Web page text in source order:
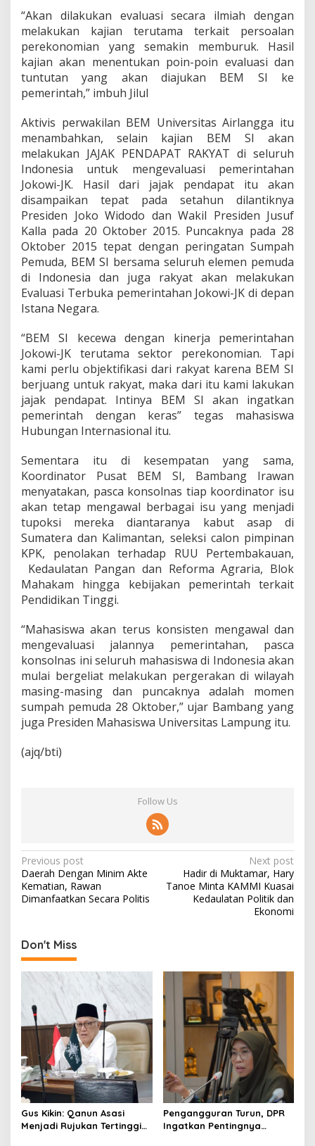
r
a
K
r
a
“Akan dilakukan evaluasi secara ilmiah dengan
melakukan kajian terutama terkait persoalan
perekonomian yang semakin memburuk. Hasil
kajian akan menentukan poin-poin evaluasi dan
tuntutan yang akan diajukan BEM SI ke
pemerintah,” imbuh Jilul
Aktivis perwakilan BEM Universitas Airlangga itu
menambahkan, selain kajian BEM SI akan
melakukan JAJAK PENDAPAT RAKYAT di seluruh
Indonesia untuk mengevaluasi pemerintahan
Jokowi-JK. Hasil dari jajak pendapat itu akan
disampaikan tepat pada setahun dilantiknya
Presiden Joko Widodo dan Wakil Presiden Jusuf
Kalla pada 20 Oktober 2015. Puncaknya pada 28
Oktober 2015 tepat dengan peringatan Sumpah
Pemuda, BEM SI bersama seluruh elemen pemuda
di Indonesia dan juga rakyat akan melakukan
Evaluasi Terbuka pemerintahan Jokowi-JK di depan
Istana Negara.
“BEM SI kecewa dengan kinerja pemerintahan
Jokowi-JK terutama sektor perekonomian. Tapi
kami perlu objektifikasi dari rakyat karena BEM SI
berjuang untuk rakyat, maka dari itu kami lakukan
jajak pendapat. Intinya BEM SI akan ingatkan
pemerintah dengan keras” tegas mahasiswa
Hubungan Internasional itu.
Sementara itu di kesempatan yang sama,
Koordinator Pusat BEM SI, Bambang Irawan
menyatakan, pasca konsolnas tiap koordinator isu
akan tetap mengawal berbagai isu yang menjadi
tupoksi mereka diantaranya kabut asap di
Sumatera dan Kalimantan, seleksi calon pimpinan
KPK, penolakan terhadap RUU Pertembakauan,
Kedaulatan Pangan dan Reforma Agraria, Blok
Mahakam hingga kebijakan pemerintah terkait
Pendidikan Tinggi.
“Mahasiswa akan terus konsisten mengawal dan
mengevaluasi jalannya pemerintahan, pasca
konsolnas ini seluruh mahasiswa di Indonesia akan
mulai bergeliat melakukan pergerakan di wilayah
masing-masing dan puncaknya adalah momen
sumpah pemuda 28 Oktober,” ujar Bambang yang
juga Presiden Mahasiswa Universitas Lampung itu.
(ajq/bti)
Follow Us
P
o
s
n
a
g
a
t
i
o
n
Previous post
Daerah Dengan Minim Akte
Kematian, Rawan
Dimanfaatkan Secara Politis
Next post
Hadir di Muktamar, Hary
Tanoe Minta KAMMI Kuasai
Kedaulatan Politik dan
Ekonomi
Don't Miss
Gus Kikin: Qanun Asasi
Menjadi Rujukan Tertinggi
Pengangguran Turun, DPR
Ingatkan Pentingnya